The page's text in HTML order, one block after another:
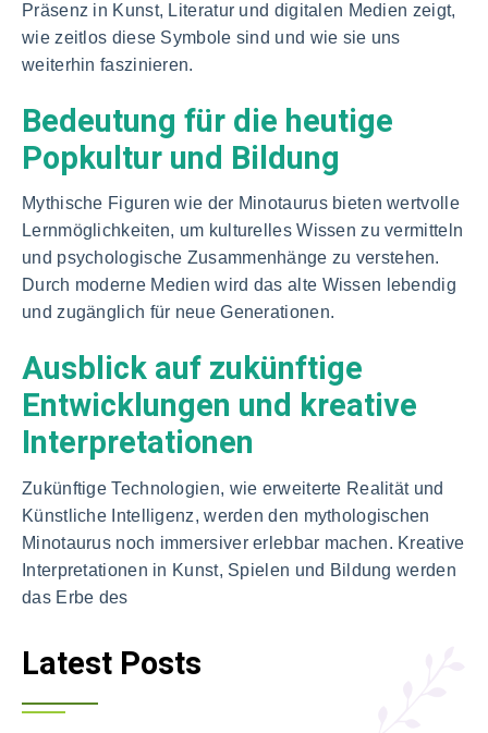
Präsenz in Kunst, Literatur und digitalen Medien zeigt,
wie zeitlos diese Symbole sind und wie sie uns
weiterhin faszinieren.
Bedeutung für die heutige
Popkultur und Bildung
Mythische Figuren wie der Minotaurus bieten wertvolle
Lernmöglichkeiten, um kulturelles Wissen zu vermitteln
und psychologische Zusammenhänge zu verstehen.
Durch moderne Medien wird das alte Wissen lebendig
und zugänglich für neue Generationen.
Ausblick auf zukünftige
Entwicklungen und kreative
Interpretationen
Zukünftige Technologien, wie erweiterte Realität und
Künstliche Intelligenz, werden den mythologischen
Minotaurus noch immersiver erlebbar machen. Kreative
Interpretationen in Kunst, Spielen und Bildung werden
das Erbe des
Latest Posts